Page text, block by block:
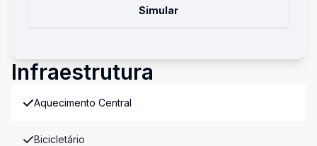
Simular
Infraestrutura
Aquecimento Central
Bicicletário